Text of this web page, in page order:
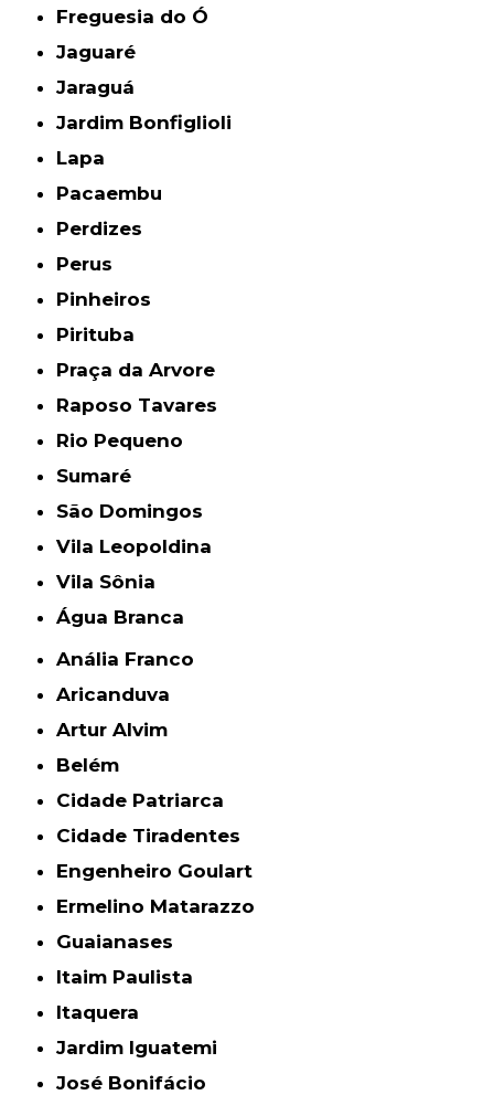
Freguesia do Ó
Jaguaré
Jaraguá
Jardim Bonfiglioli
Lapa
Pacaembu
Perdizes
Perus
Pinheiros
Pirituba
Praça da Arvore
Raposo Tavares
Rio Pequeno
Sumaré
São Domingos
Vila Leopoldina
Vila Sônia
Água Branca
Anália Franco
Aricanduva
Artur Alvim
Belém
Cidade Patriarca
Cidade Tiradentes
Engenheiro Goulart
Ermelino Matarazzo
Guaianases
Itaim Paulista
Itaquera
Jardim Iguatemi
José Bonifácio